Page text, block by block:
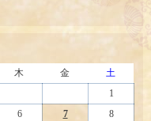
木 金
土
1
6 7
8